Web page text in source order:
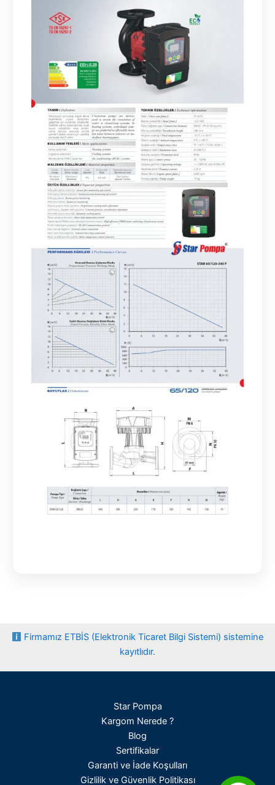
Firmamız ETBİS (Elektronik Ticaret Bilgi Sistemi) sistemine
kayıtlıdır.
Star Pompa
Kargom Nerede ?
Blog
Sertifikalar
Garanti ve İade Koşulları
Gizlilik ve Güvenlik Politikası